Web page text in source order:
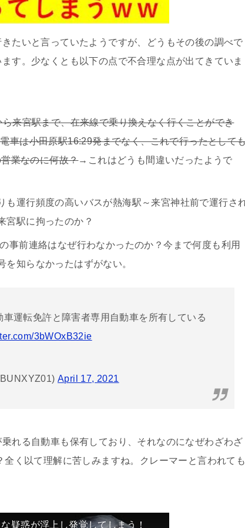
たいと言っていたようですが、どうもその後の調べで
す。少なくとも以下の点で不合理な点が出てきていま
来宮駅まで、在来線で乗り換えなく行くことができ
車は小田原駅16:29発までなく、これで行ったとして
業なのに何故？→これはどうも間違いだったようで
も運行頻度の高いバスが熱海駅～来宮神社前で運行さ
宮駅に拘ったのか？
事前連絡はなぜ行わなかったのか？今まで何度も利用
知らなかったはずがない。
運転免許と障害者専用自動車を所有している
3bWOxB32ie
April 17, 2021
れる自動車も保有しており、それなのになぜわざわざ
く以て理解に苦しみますね。クレーマーと言われて
疑惑が浮上し発覚してしまう！